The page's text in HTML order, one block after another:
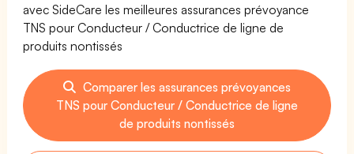
avec SideCare les meilleures assurances prévoyance
TNS pour Conducteur / Conductrice de ligne de
produits nontissés
Comparer les assurances prévoyances
TNS pour Conducteur / Conductrice de ligne
de produits nontissés